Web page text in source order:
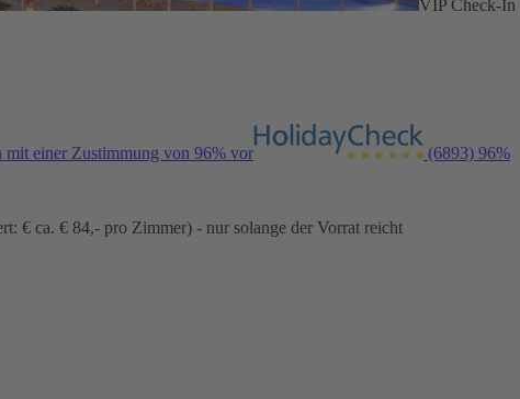
VIP Check-In
mit einer Zustimmung von 96% vor (6893) 96%
€ ca. € 84,- pro Zimmer) - nur solange der Vorrat reicht